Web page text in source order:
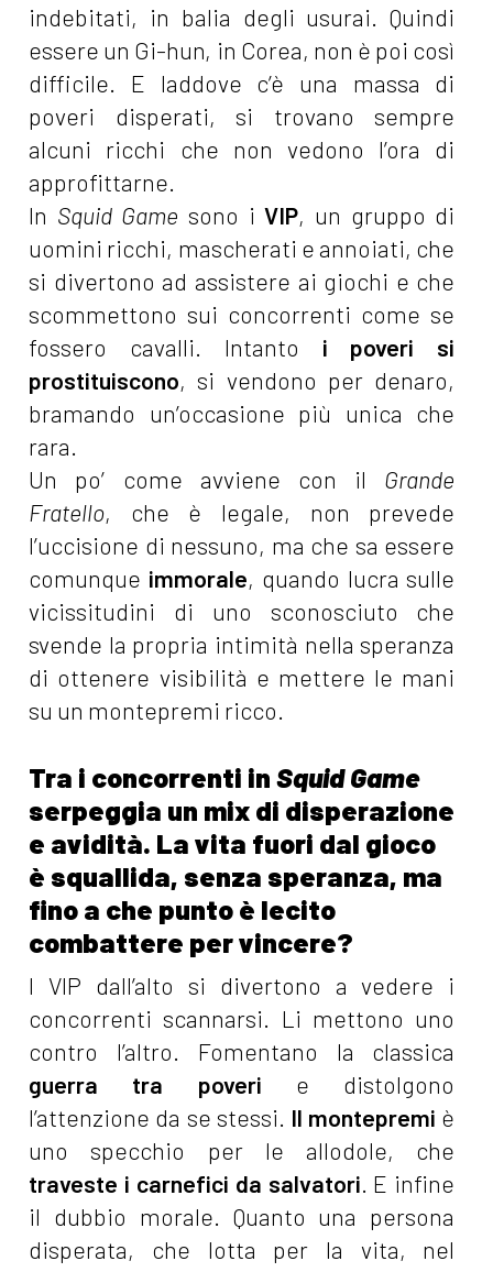
indebitati, in balia degli usurai. Quindi
essere un Gi-hun, in Corea, non è poi così
difficile. E laddove c’è una massa di
poveri disperati, si trovano sempre
alcuni ricchi che non vedono l’ora di
approfittarne.
In Squid Game sono i VIP, un gruppo di
uomini ricchi, mascherati e annoiati, che
si divertono ad assistere ai giochi e che
scommettono sui concorrenti come se
fossero cavalli. Intanto i poveri si
prostituiscono, si vendono per denaro,
bramando un’occasione più unica che
rara.
Un po’ come avviene con il Grande
Fratello, che è legale, non prevede
l’uccisione di nessuno, ma che sa essere
comunque immorale, quando lucra sulle
vicissitudini di uno sconosciuto che
svende la propria intimità nella speranza
di ottenere visibilità e mettere le mani
su un montepremi ricco.
Tra i concorrenti inSquid Game
serpeggia un mix di disperazione
e avidità. La vita fuori dal gioco
è squallida, senza speranza, ma
fino a che punto è lecito
combattere per vincere?
I VIP dall’alto si divertono a vedere i
concorrenti scannarsi. Li mettono uno
contro l’altro. Fomentano la classica
guerra tra poveri e distolgono
l’attenzione da se stessi. Il montepremi è
uno specchio per le allodole, che
traveste i carnefici da salvatori. E infine
il dubbio morale. Quanto una persona
disperata, che lotta per la vita, nel